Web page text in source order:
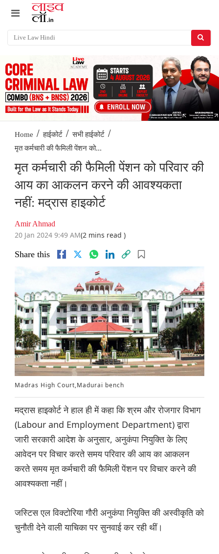
Home / हाईकोर्ट / सभी हाईकोर्ट /
मृत कर्मचारी की फैमिली पेंशन को...
मृत कर्मचारी की फैमिली पेंशन को परिवार की
आय का आकलन करने की आवश्यकता
नहीं: मद्रास हाइकोर्ट
Amir Ahmad
20 Jan 2024 9:49 AM(2 mins read )
Share this
Madras High Court,Madurai bench
मद्रास हाइकोर्ट ने हाल ही में कहा कि श्रम और रोजगार विभाग
(Labour and Employment Department) द्वारा
जारी सरकारी आदेश के अनुसार, अनुकंपा नियुक्ति के लिए
आवेदन पर विचार करते समय परिवार की आय का आकलन
करते समय मृत कर्मचारी की फैमिली पेंशन पर विचार करने की
आवश्यकता नहीं।
जस्टिस एल विक्टोरिया गौरी अनुकंपा नियुक्ति की अस्वीकृति को
चुनौती देने वाली याचिका पर सुनवाई कर रही थीं।